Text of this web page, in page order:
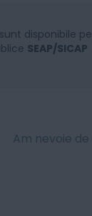
disponibile
SEAP/SICAP
Am nevoie